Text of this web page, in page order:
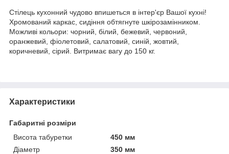
Стілець кухонний чудово впишеться в інтер'єр Вашої кухні!
Хромований каркас, сидіння обтягнуте шкірозамінником.
Можливі кольори: чорний, білий, бежевий, червоний,
оранжевий, фіолетовий, салатовий, синій, жовтий,
коричневий, сірий. Витримає вагу до 150 кг.
Характеристики
Габаритні розміри
Висота табуретки
450 мм
Діаметр
350 мм